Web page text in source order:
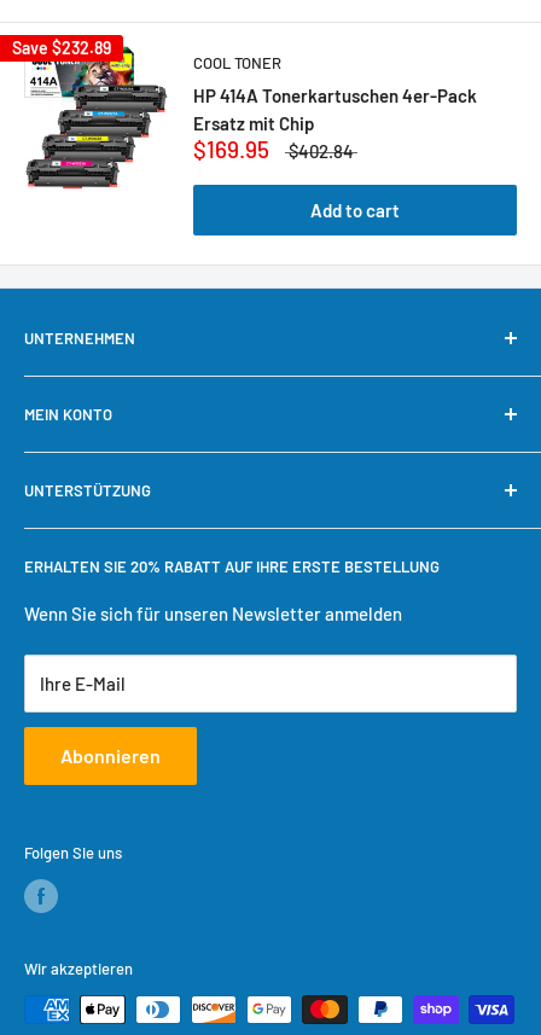
Save $232.89
COOL TONER
HP 414A Tonerkartuschen 4er-Pack
Ersatz mit Chip
$169.95 $402.84
Add to cart
UNTERNEHMEN
Über uns
Kontaktieren Sie uns
Unsere Garantie
Warum bei Cool Toner kaufen?
MEIN KONTO
Mein Konto
Schnelle Nachbestellung
Bestellung verfolgen
Einkaufswagen
Benutzerkonto erstellen
UNTERSTÜTZUNG
Benötigen Sie Hilfe?
Versandbedingungen
Rückgaberecht
Servicebedingungen
ERHALTEN SIE 20% RABATT AUF IHRE ERSTE BESTELLUNG
Wenn Sie sich für unseren Newsletter anmelden
Ihre E-Mail
Abonnieren
Folgen Sie uns
Wir akzeptieren